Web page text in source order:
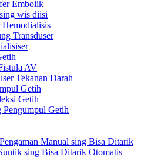
Embolik
wis diisi
Hemodialisis
Transduser
AV
Tekanan Darah
Getih
Getih
Pengumpul Getih
Manual sing Bisa Ditarik
sing Bisa Ditarik Otomatis